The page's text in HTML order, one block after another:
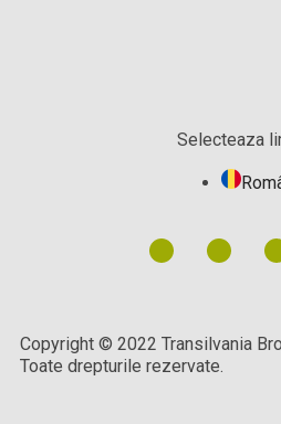
Selecteaza
Copyright © 2022 Transilvania
Toate drepturile rezervate.